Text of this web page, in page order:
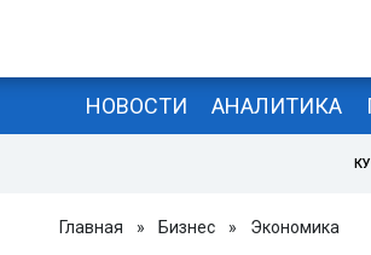
НОВОСТИ АНАЛИТИКА
Главная » Бизнес » Экономика